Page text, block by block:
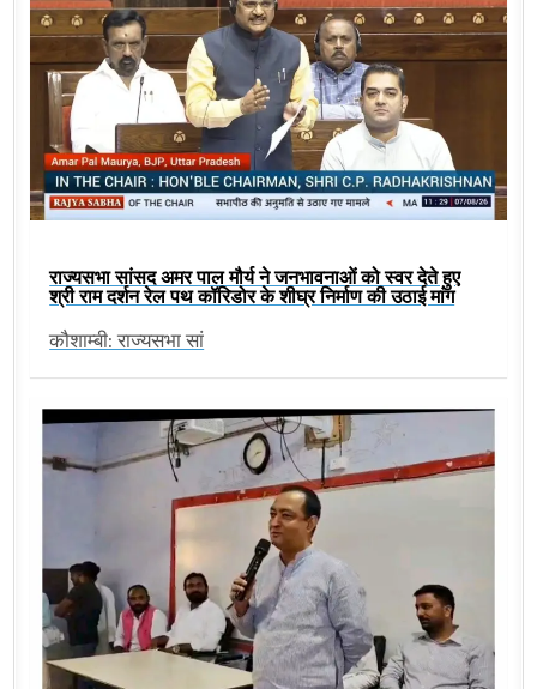
राज्यसभा सांसद अमर पाल मौर्य ने जनभावनाओं को स्वर देते हुए
श्री राम दर्शन रेल पथ कॉरिडोर के शीघ्र निर्माण की उठाई मांग
कौशाम्बी: राज्यसभा सां